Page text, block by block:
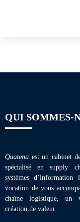
QUI SOMMES-
Quatena est un cabinet
spécialisé en supply
systèmes
vocation de vous
chaîne logistique, un
création de valeur